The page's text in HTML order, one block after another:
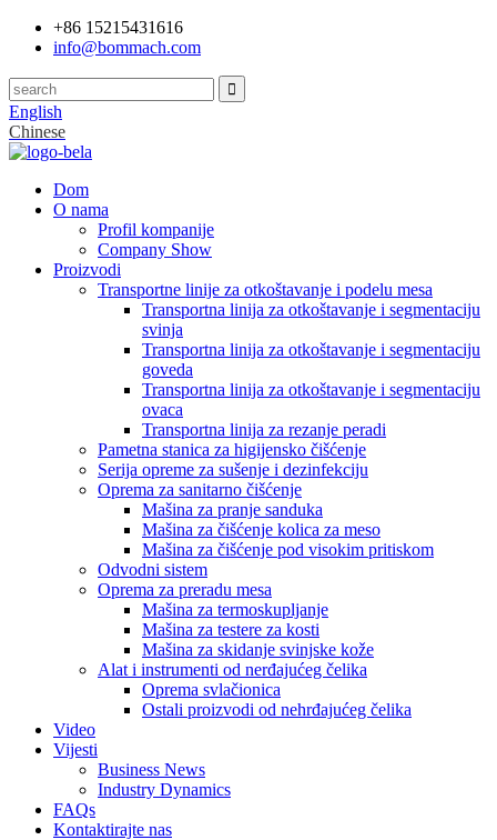
+86 15215431616
info@bommach.com
English
Chinese
Dom
O nama
Profil kompanije
Company Show
Proizvodi
Transportne linije za otkoštavanje i podelu mesa
Transportna linija za otkoštavanje i segmentaciju
svinja
Transportna linija za otkoštavanje i segmentaciju
goveda
Transportna linija za otkoštavanje i segmentaciju
ovaca
Transportna linija za rezanje peradi
Pametna stanica za higijensko čišćenje
Serija opreme za sušenje i dezinfekciju
Oprema za sanitarno čišćenje
Mašina za pranje sanduka
Mašina za čišćenje kolica za meso
Mašina za čišćenje pod visokim pritiskom
Odvodni sistem
Oprema za preradu mesa
Mašina za termoskupljanje
Mašina za testere za kosti
Mašina za skidanje svinjske kože
Alat i instrumenti od nerđajućeg čelika
Oprema svlačionica
Ostali proizvodi od nehrđajućeg čelika
Video
Vijesti
Business News
Industry Dynamics
FAQs
Kontaktirajte nas